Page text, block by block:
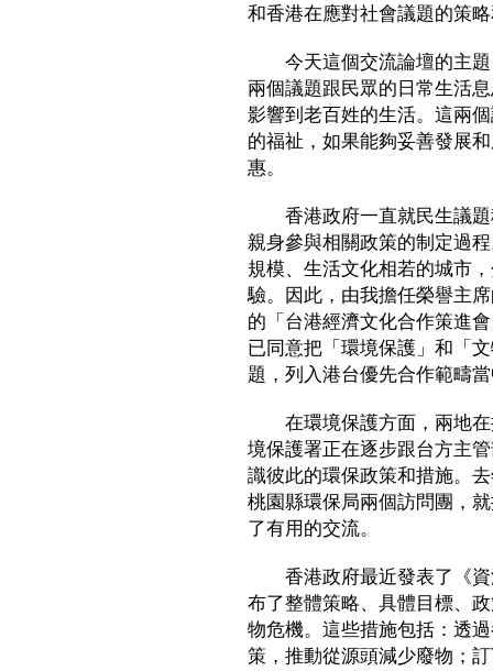
和香港在應對社會議題的策
今天這個交流論壇的主題
兩個議題跟民眾的日常生活
影響到老百姓的生活。這兩
的福祉，如果能夠妥善發展
惠。
香港政府一直就民生議題
親身參與相關政策的制定過
規模、生活文化相若的城市
驗。因此，由我擔任榮譽主
的「台港經濟文化合作策進
已同意把「環境保護」和「
題，列入港台優先合作範疇
在環境保護方面，兩地在
境保護署正在逐步跟台方主
識彼此的環保政策和措施。
桃園縣環保局兩個訪問團，
了有用的交流。
香港政府最近發表了《資
布了整體策略、具體目標、
物危機。這些措施包括：透
策，推動從源頭減少廢物；